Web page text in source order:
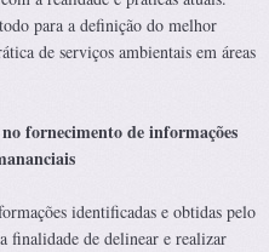
para a definição do melhor
de serviços ambientais em áreas
fornecimento de informações
identificadas e obtidas pelo
finalidade de delinear e realizar